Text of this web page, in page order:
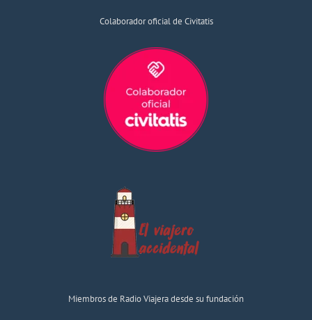
Colaborador oficial de Civitatis
Miembros de Radio Viajera desde su fundación